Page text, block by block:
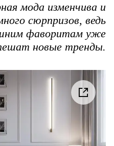
мода изменчива и
сюрпризов, ведь
фаворитам уже
новые тренды.